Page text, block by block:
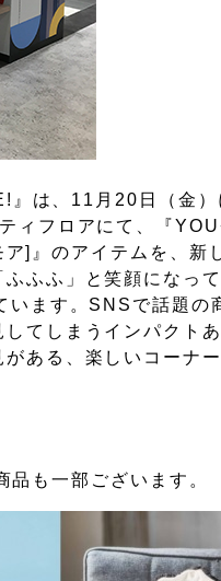
は、11月20日（金
ィフロアにて、『
]』のアイテムを、新
ふふ」と笑顔になっ
ます。SNSで話題の
てしまうインパクト
ある、楽しいコーナ
も一部ございます。